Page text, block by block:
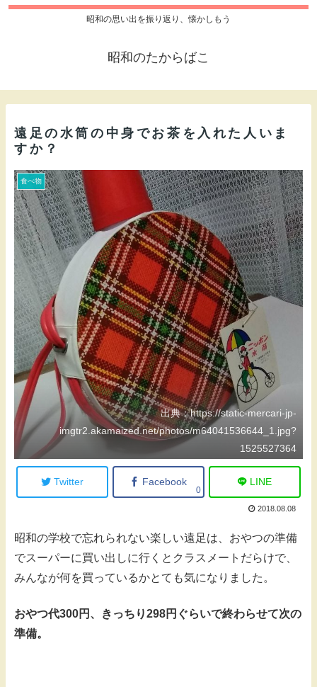
昭和の思い出を振り返り、懐かしもう
昭和のたからばこ
遠足の水筒の中身でお茶を入れた人いま
すか？
食べ物
出典：https://static-mercari-jp-
imgtr2.akamaized.net/photos/m64041536644_1.jpg?
1525527364
Twitter Facebook
0
LINE
2018.08.08
昭和の学校で忘れられない楽しい遠足は、おやつの準備
でスーパーに買い出しに行くとクラスメートだらけで、
みんなが何を買っているかとても気になりました。
おやつ代300円、きっちり298円ぐらいで終わらせて次の
準備。